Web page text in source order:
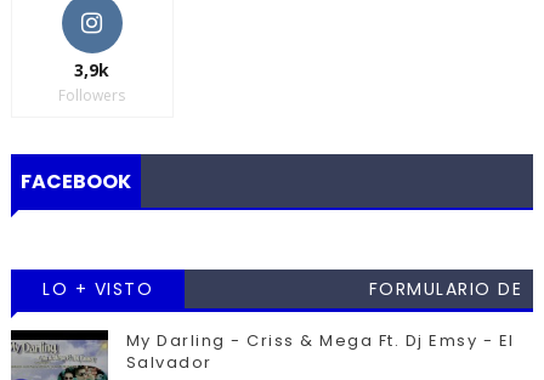
3,9k
Followers
FACEBOOK
LO + VISTO
FORMULARIO DE
My Darling - Criss & Mega Ft. Dj Emsy - El
Salvador